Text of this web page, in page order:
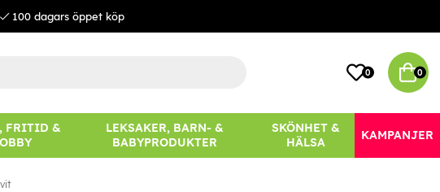
100 dagars öppet köp
0 0
FRITID &
LEKSAKER, BARN- &
BABYPRODUKTER
SKÖNHET &
HÄLSA
KAMPANJER